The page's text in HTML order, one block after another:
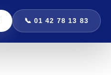
📞 01 42 78 13 83